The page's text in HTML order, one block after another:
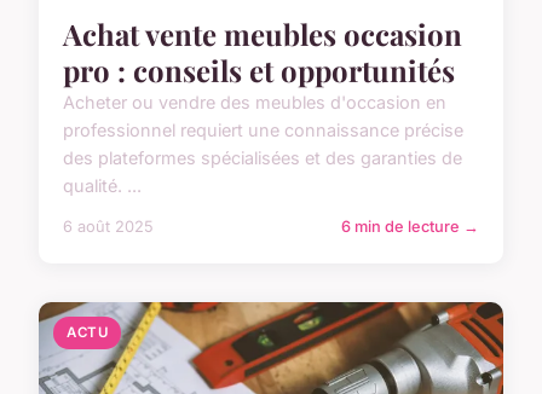
Achat vente meubles occasion
pro : conseils et opportunités
Acheter ou vendre des meubles d'occasion en
professionnel requiert une connaissance précise
des plateformes spécialisées et des garanties de
qualité. ...
6 août 2025 6 min de lecture →
ACTU